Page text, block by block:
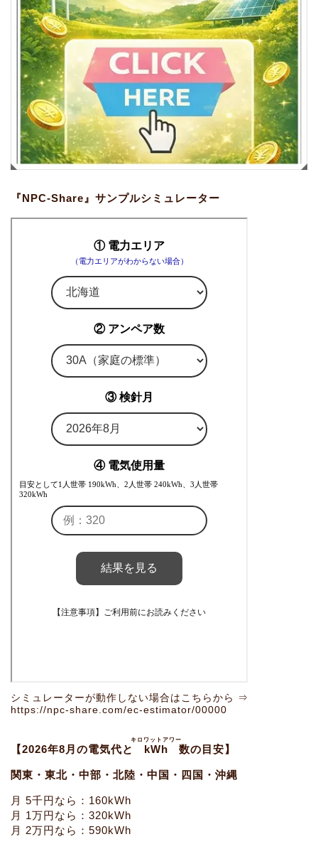
『NPC-Share』サンプルシミュレーター
シミュレーターが動作しない場合はこちらから ⇒
https://npc-share.com/ec-estimator/00000
【2026年8月の電気代と kWh
キロワットアワー
数の目安】
関東・東北・中部・北陸・中国・四国・沖縄
月 5千円なら：160kWh
月 1万円なら：320kWh
月 2万円なら：590kWh